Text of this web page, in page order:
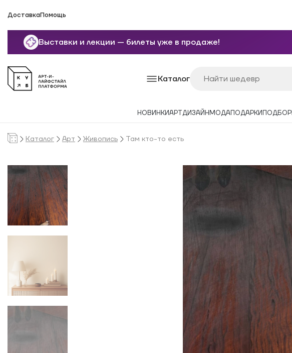
ДоставкаПомощь
Выставки и лекции — билеты уже в продаже!
Каталог
НОВИНКИАРТДИЗАЙН МОДАПОДАРКИ
Каталог Арт Живопись Там кто-то есть